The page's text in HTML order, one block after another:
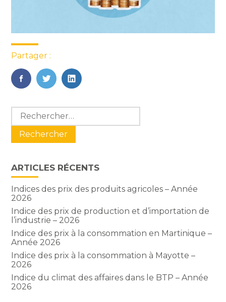
Partager :
FaceBook
TwitterLinkedIn
Blog
sidebar
Rechercher :
ARTICLES RÉCENTS
Indices des prix des produits agricoles – Année
2026
Indice des prix de production et d’importation de
l’industrie – 2026
Indice des prix à la consommation en Martinique –
Année 2026
Indice des prix à la consommation à Mayotte –
2026
Indice du climat des affaires dans le BTP – Année
2026